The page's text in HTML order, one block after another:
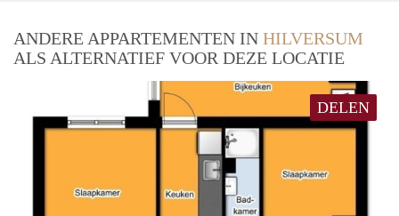
ANDERE APPARTEMENTEN IN HILVERSUM
ALS ALTERNATIEF VOOR DEZE LOCATIE
DELEN